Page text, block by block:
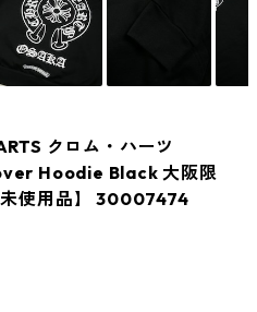
クロム・ハーツ
Hoodie Black 大阪限
使用品】 30007474